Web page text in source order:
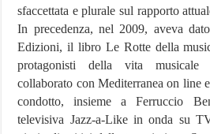
sfaccettata e plurale sul rapporto
In precedenza, nel 2009, aveva
Edizioni, il libro Le Rotte della
protagonisti della vita musicale
collaborato con Mediterranea on line
condotto, insieme a Ferruccio
televisiva Jazz-a-Like in onda su